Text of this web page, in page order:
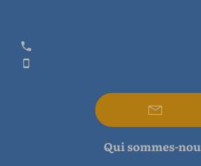
Qui sommes-